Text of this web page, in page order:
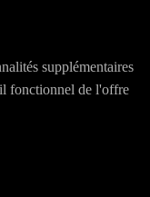
supplémentaires
fonctionnel de l'offre